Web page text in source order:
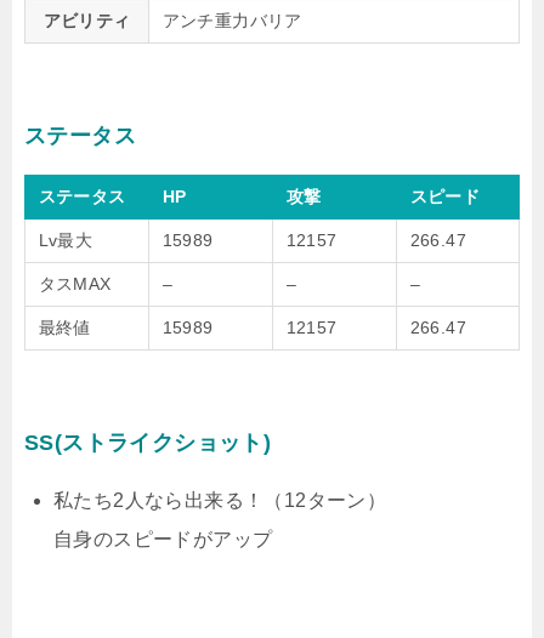
アビリティ アンチ重力バリア
ステータス
ステータス HP 攻撃 スピード
Lv最大 15989 12157 266.47
タスMAX – – –
最終値 15989 12157 266.47
SS(ストライクショット)
私たち2人なら出来る！（12ターン）
自身のスピードがアップ